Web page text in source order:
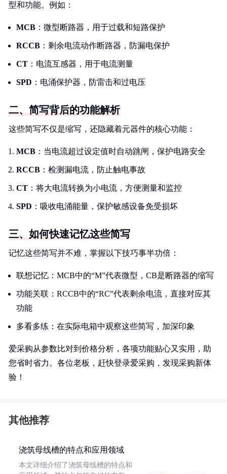
型和功能。例如：
MCB ：微型断路器，用于过载和短路保护
RCCB ：剩余电流动作断路器，防漏电保护
CT ：电流互感器，用于电流测量
SPD ：电涌保护器，防雷击和过电压
二、简写背后的功能解析
这些简写不仅是缩写，还隐藏着元器件的核心功能：
MCB ：当电流超过设定值时自动跳闸，保护电路安全
RCCB ：检测漏电流，防止触电事故
CT ：将大电流转换为小电流，方便测量和监控
SPD ：吸收电涌能量，保护敏感设备免受损坏
三、如何快速记忆这些简写
记忆这些简写并不难，掌握以下技巧事半功倍：
联想记忆：MCB中的“M”代表微型，CB是断路器的缩写
功能关联：RCCB中的“RC”代表剩余电流，直接对应其
功能
多看多练：在实际电箱中观察这些简写，加深印象
爱采购从参数比对到价格分析，各项功能贴心又实用，助
您省时省力。各位老板，赶快登录爱采购，发现采购新体
验！
其他推荐
浇筑母线槽的特点和应用领域
本文详细介绍了浇筑母线槽的特点和